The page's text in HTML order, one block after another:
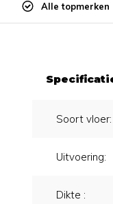
Alle topmerken
Soort vloer:
Uitvoering:
Dikte :